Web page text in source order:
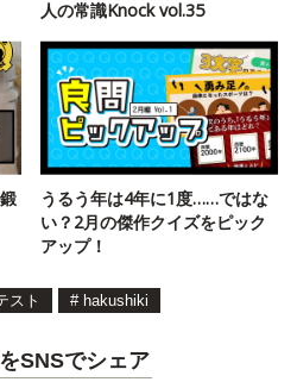
人の常識Knock vol.35
うるう年は4年に1度……ではな
い？2月の傑作クイズをピック
アップ！
スト # hakushiki
SNSでシェア